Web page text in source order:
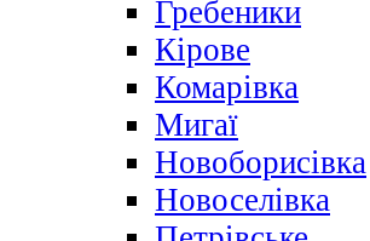
Гребеники
Кірове
Комарівка
Мигаї
Новоборисівка
Новоселівка